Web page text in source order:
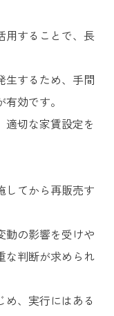
用することで、長
生するため、手間
効です。
適切な家賃設定を
してから再販売す
動の影響を受けや
な判断が求められ
め、実行にはある